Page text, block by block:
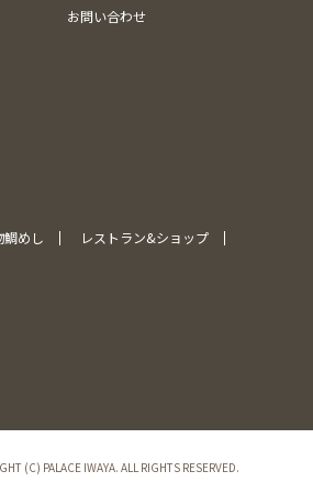
お問い合わせ
鯛めし
レストラン&ショップ
(C) PALACE IWAYA. ALL RIGHTS RESERVED.